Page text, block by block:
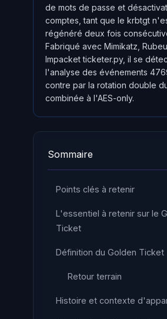
de mots de passe et
comptes, tant que le krbtgt
régénéré deux fois
Fabriqué avec Mimikatz,
Impacket ticketer.py, il se
l'analyse des événements
contre par la rotation double
combinée à l'AES-only.
Sommaire
Points clés à retenir
L'essentiel à retenir sur le
Ticket
Définition du Golden Ticket
Retour terrain
Histoire et contexte